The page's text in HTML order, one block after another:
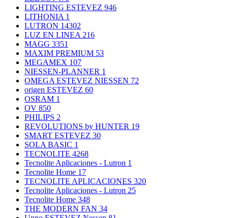
LIGHTING ESTEVEZ 946
LITHONIA 1
LUTRON 14302
LUZ EN LINEA 216
MAGG 3351
MAXIM PREMIUM 53
MEGAMEX 107
NIESSEN-PLANNER 1
OMEGA ESTEVEZ NIESSEN 72
origen ESTEVEZ 60
OSRAM 1
OV 850
PHILIPS 2
REVOLUTIONS by HUNTER 19
SMART ESTEVEZ 30
SOLA BASIC 1
TECNOLITE 4268
Tecnolite Aplicaciones - Lutron 1
Tecnolite Home 17
TECNOLITE APLICACIONES 320
Tecnolite Aplicaciones - Lutron 25
Tecnolite Home 348
THE MODERN FAN 34